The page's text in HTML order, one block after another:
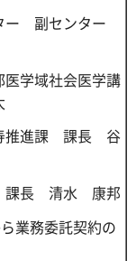
ー 副センター
学域社会医学講
推進課 課長 谷
課長 清水 康邦
業務委託契約の